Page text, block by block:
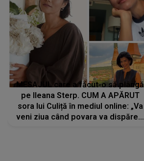
MESAJUL care a făcut-o să plângă
pe Ileana Sterp. CUM A APĂRUT
sora lui Culiță în mediul online: „Va
veni ziua când povara va dispărea,